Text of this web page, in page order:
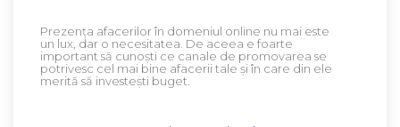
Prezența afacerilor în domeniul online nu mai este
un lux, dar o necesitatea. De aceea e foarte
important să cunoști ce canale de promovarea se
potrivesc cel mai bine afacerii tale și în care din ele
merită să investești buget.